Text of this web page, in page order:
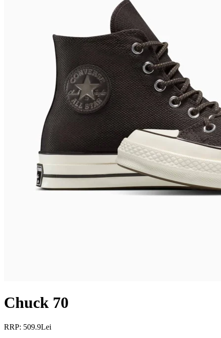
Chuck 70
RRP: 509.9Lei